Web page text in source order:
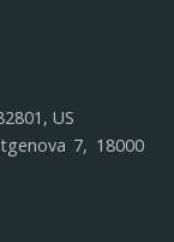
US
7, 18000